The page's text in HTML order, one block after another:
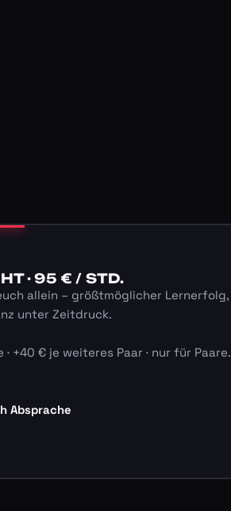
· 95 € / STD.
allein – größtmöglicher Lernerfolg,
unter Zeitdruck.
+40 € je weiteres Paar · nur für Paare.
Absprache